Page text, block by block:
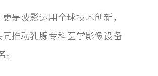
是波影运用全球技术创新，
推动乳腺专科医学影像设备